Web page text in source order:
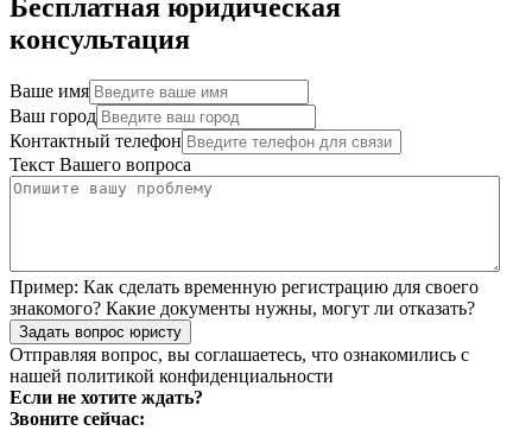
Бесплатная юридическая
консультация
Ваше имя
Ваш город
Контактный телефон
Текст Вашего вопроса
Пример: Как сделать временную регистрацию для своего
знакомого? Какие документы нужны, могут ли отказать?
Задать вопрос юристу
Отправляя вопрос, вы соглашаетесь, что ознакомились с
нашей политикой конфиденциальности
Если не хотите ждать?
Звоните сейчас: